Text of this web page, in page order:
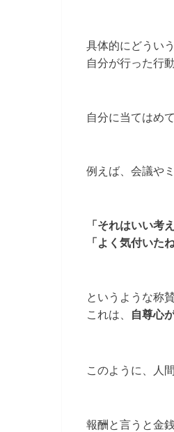
具体的にどうい
自分が行った行
自分に当てはめ
例えば、会議や
「それはいい考
「よく気付いた
というような称
これは、
自尊心
このように、人
報酬と言うと金